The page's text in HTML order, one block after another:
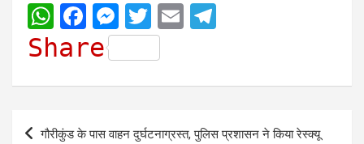
W
h
t
s
F
a
e
M
e
s
s
T
w
i
t
E
i e
Share
Post
गौरीकुंड के पास वाहन दुर्घटनाग्रस्त, पुलिस प्रशासन ने किया रेस्क्यू